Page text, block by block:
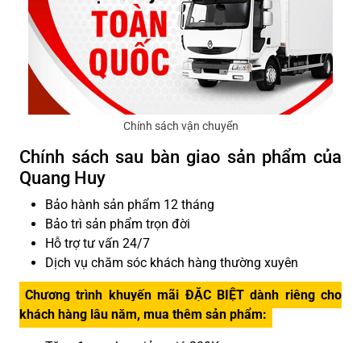
Chính sách vận chuyển
Chính sách sau bàn giao sản phẩm của
Quang Huy
Bảo hành sản phẩm 12 tháng
Bảo trì sản phẩm trọn đời
Hỗ trợ tư vấn 24/7
Dịch vụ chăm sóc khách hàng thường xuyên
Chương trình khuyến mãi ĐẶC BIỆT dành riêng cho
khách hàng lâu năm, mua thêm sản phẩm: